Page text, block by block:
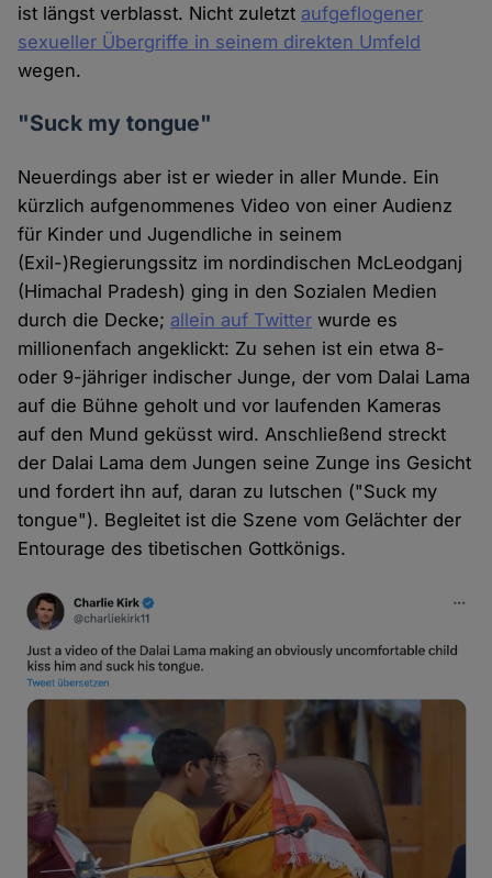
ist längst verblasst. Nicht zuletzt aufgeflogener
sexueller Übergriffe in seinem direkten Umfeld
wegen.
"Suck my tongue"
Neuerdings aber ist er wieder in aller Munde. Ein
kürzlich aufgenommenes Video von einer Audienz
für Kinder und Jugendliche in seinem
(Exil-)Regierungssitz im nordindischen McLeodganj
(Himachal Pradesh) ging in den Sozialen Medien
durch die Decke; allein auf Twitter wurde es
millionenfach angeklickt: Zu sehen ist ein etwa 8-
oder 9-jähriger indischer Junge, der vom Dalai Lama
auf die Bühne geholt und vor laufenden Kameras
auf den Mund geküsst wird. Anschließend streckt
der Dalai Lama dem Jungen seine Zunge ins Gesicht
und fordert ihn auf, daran zu lutschen ("Suck my
tongue"). Begleitet ist die Szene vom Gelächter der
Entourage des tibetischen Gottkönigs.